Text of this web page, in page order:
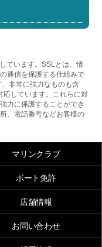
ています。SSLとは、情
通信を保護する仕組みで
非常に強力なものも含
応しています。これらに対
力に保護することができ
、電話番号などお客様の
マリンクラブ
ボート免許
店舗情報
お問い合わせ